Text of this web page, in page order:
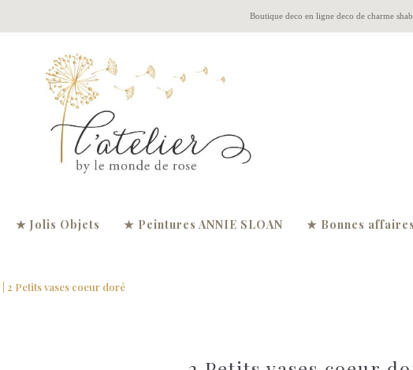
Boutique deco en ligne deco de charme
★ Jolis Objets ★ Peintures ANNIE SLOAN ★ Bonnes affaires
| 2 Petits vases coeur doré